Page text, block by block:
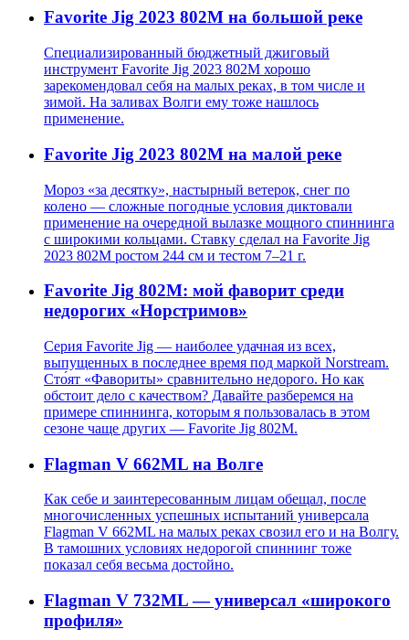
Favorite Jig 2023 802M на большой реке
Специализированный бюджетный джиговый
инструмент Favorite Jig 2023 802M хорошо
зарекомендовал себя на малых реках, в том числе и
зимой. На заливах Волги ему тоже нашлось
применение.
Favorite Jig 2023 802M на малой реке
Мороз «за десятку», настырный ветерок, снег по
колено — сложные погодные условия диктовали
применение на очередной вылазке мощного спиннинга
с широкими кольцами. Ставку сделал на Favorite Jig
2023 802M ростом 244 см и тестом 7–21 г.
Favorite Jig 802М: мой фаворит среди
недорогих «Норстримов»
Серия Favorite Jig — наиболее удачная из всех,
выпущенных в последнее время под маркой Norstream.
Сто́ят «Фавориты» сравнительно недорого. Но как
обстоит дело с качеством? Давайте разберемся на
примере спиннинга, которым я пользовалась в этом
сезоне чаще других — Favorite Jig 802М.
Flagman V 662ML на Волге
Как себе и заинтересованным лицам обещал, после
многочисленных успешных испытаний универсала
Flagman V 662ML на малых реках свозил его и на Волгу.
В тамошних условиях недорогой спиннинг тоже
показал себя весьма достойно.
Flagman V 732ML — универсал «широкого
профиля»